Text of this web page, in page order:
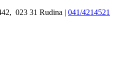
023 31 Rudina | 041/4214521